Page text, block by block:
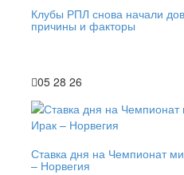
Клубы РПЛ снова начали
причины и факторы
05 28 26
Ставка дня на Чемпионат
– Норвегия